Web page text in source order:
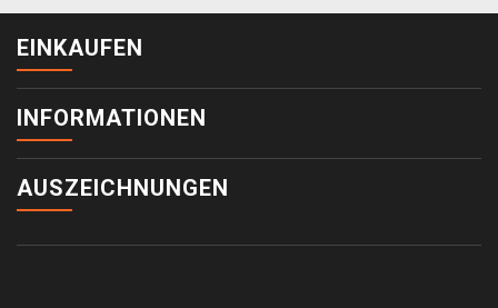
EINKAUFEN
INFORMATIONEN
AUSZEICHNUNGEN